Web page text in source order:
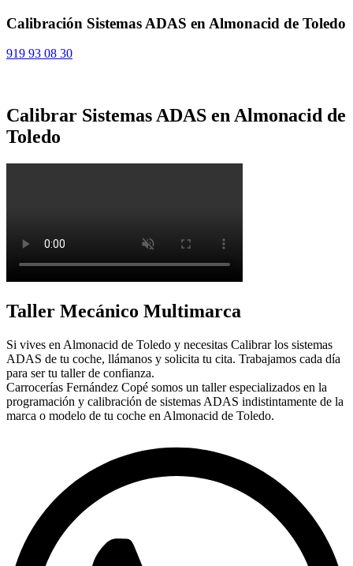
Calibración Sistemas ADAS en Almonacid de Toledo
919 93 08 30
Calibrar Sistemas ADAS en Almonacid de
Toledo
Taller Mecánico Multimarca
Si vives en Almonacid de Toledo y necesitas Calibrar los sistemas
ADAS de tu coche, llámanos y solicita tu cita. Trabajamos cada día
para ser tu taller de confianza.
Carrocerías Fernández Copé somos un taller especializados en la
programación y calibración de sistemas ADAS indistintamente de la
marca o modelo de tu coche en Almonacid de Toledo.